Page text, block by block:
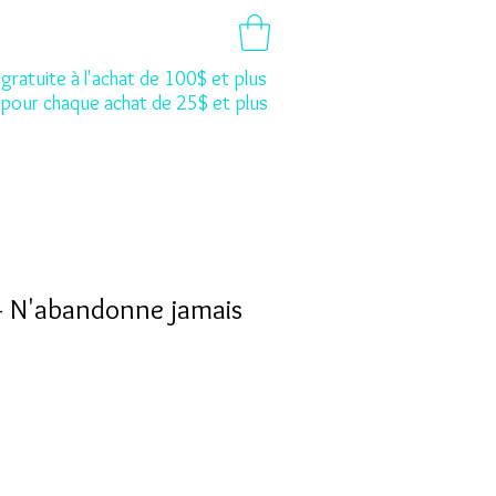
à l'achat de 100$ et plus
chaque achat de 25$ et plus
jamais